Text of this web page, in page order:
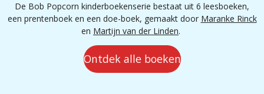
De Bob Popcorn kinderboekenserie bestaat uit 6 leesboeken,
een prentenboek en een doe-boek, gemaakt door Maranke Rinck
en Martijn van der Linden.
Ontdek alle boeken